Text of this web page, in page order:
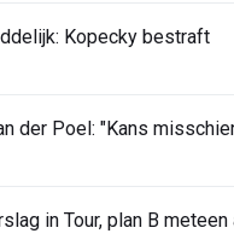
Kopecky bestraft
der Poel: "Kans
in Tour, plan B meteen